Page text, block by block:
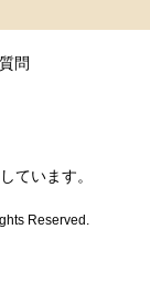
問
ドウで開きます。
ています。
Reserved.